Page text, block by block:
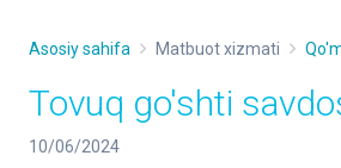
Asosiy sahifa Matbuot xizmati
Tovuq go'shti
10/06/2024